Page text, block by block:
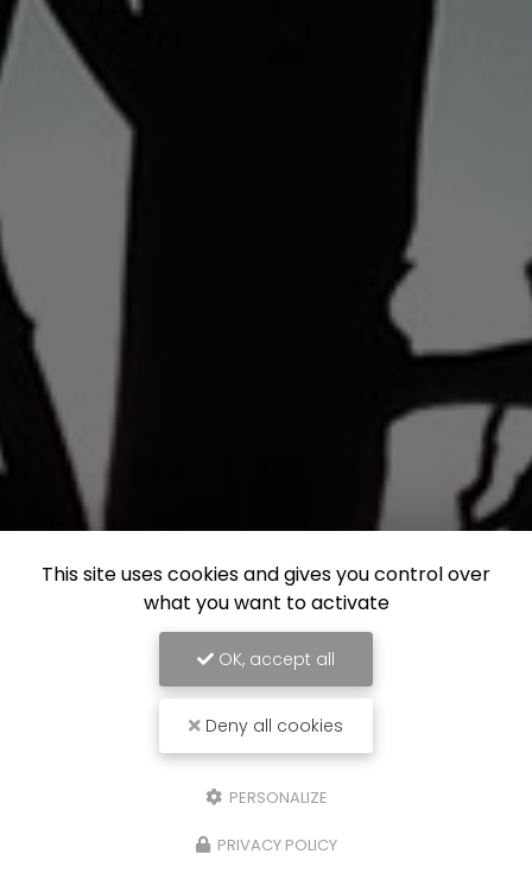
This site uses cookies and gives you control over
what you want to activate
OK, accept all
Deny all cookies
PERSONALIZE
PRIVACY POLICY